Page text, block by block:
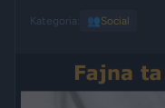
Kategoria: 👥Social